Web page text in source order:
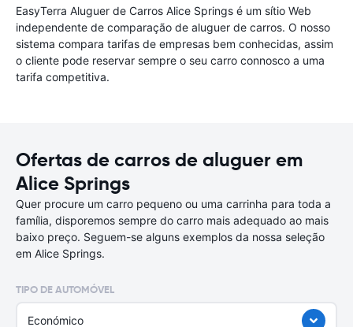
EasyTerra Aluguer de Carros Alice Springs é um sítio Web
independente de comparação de aluguer de carros. O nosso
sistema compara tarifas de empresas bem conhecidas, assim
o cliente pode reservar sempre o seu carro connosco a uma
tarifa competitiva.
Ofertas de carros de aluguer em
Alice Springs
Quer procure um carro pequeno ou uma carrinha para toda a
família, disporemos sempre do carro mais adequado ao mais
baixo preço. Seguem-se alguns exemplos da nossa seleção
em Alice Springs.
TIPO DE AUTOMÓVEL
Económico